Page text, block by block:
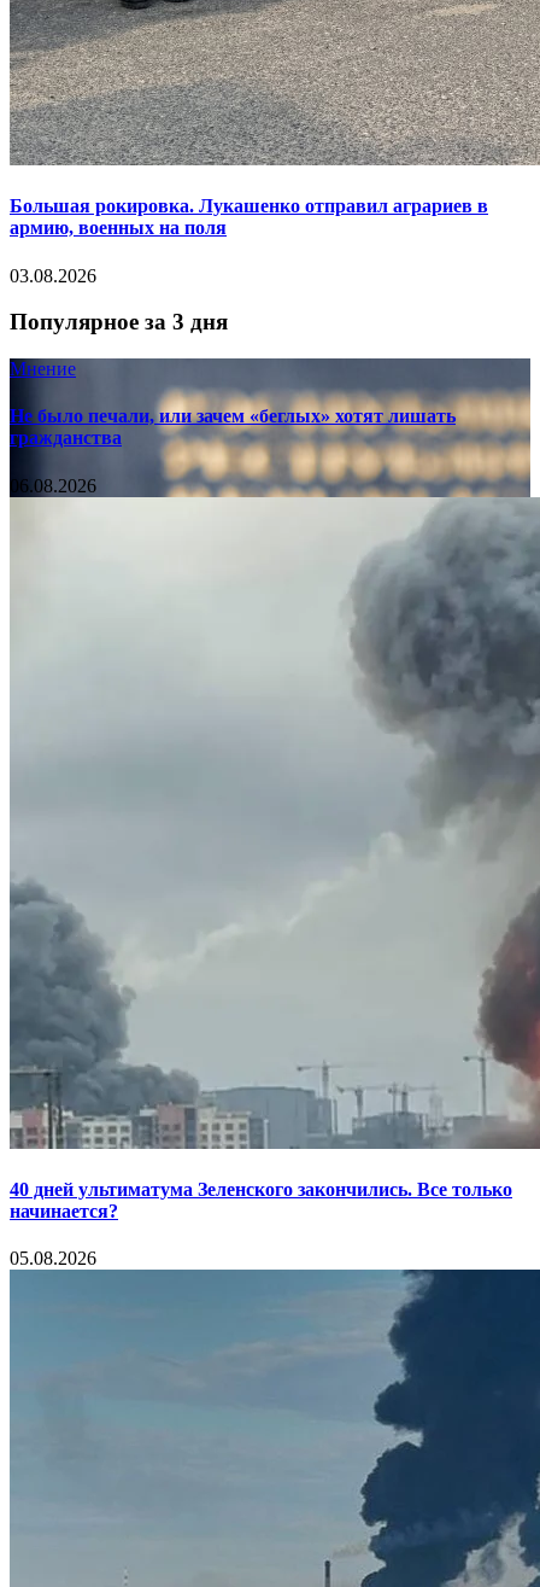
Большая рокировка. Лукашенко отправил аграриев в
армию, военных на поля
03.08.2026
Популярное за 3 дня
Мнение
Не было печали, или зачем «беглых» хотят лишать
гражданства
06.08.2026
40 дней ультиматума Зеленского закончились. Все только
начинается?
05.08.2026